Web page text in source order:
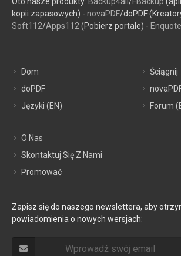
kopii zapasowych) - novaPDF/doPDF
Soft112/Apps112 (Pobierz portale) -
Dom
doPDF
Języki (EN)
Ściągnij
Forum
O Nas
Skontaktuj Się Z Nami
Promować
Zapisz się do naszego newslettera, aby
powiadomienia o nowych wersjach: